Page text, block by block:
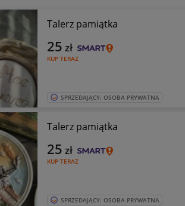
Talerz pamiątka
KUP TERAZ
25 zł
SPRZEDAJĄCY: OSOBA PRYWATNA
Talerz pamiątka
KUP TERAZ
25 zł
SPRZEDAJĄCY: OSOBA PRYWATNA